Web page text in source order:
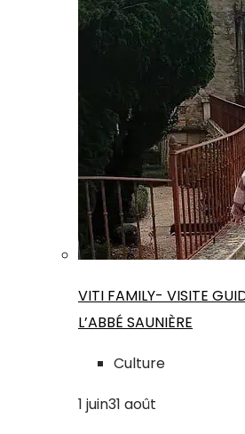
VITI FAMILY- VISITE
L’ABBÉ SAUNIÈRE
Culture
1 juin31 août